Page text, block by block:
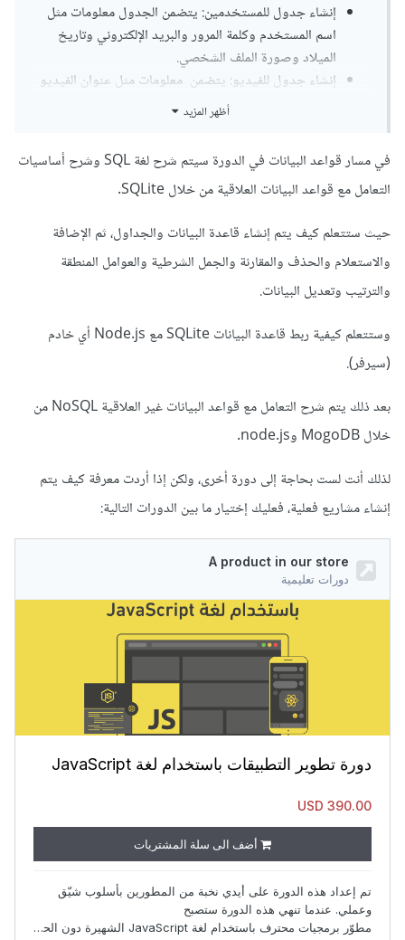
إنشاء جدول للمستخدمين: يتضمن الجدول معلومات مثل
اسم المستخدم وكلمة المرور والبريد الإلكتروني وتاريخ
الميلاد وصورة الملف الشخصي.
إنشاء جدول للفيديو: يتضمن معلومات مثل عنوان الفيديو
ووصف الفيديو وتاريخ النشر وعدد المشاهدات والتعليقات
إنشاء جدول للتعليقات: يتضمنمعلومات مثل عنوان التعليق
ونص التعليق وتاريخ النشر واسم المستخدم.
إنشاء جدول للإعجابات: يتضمن معلومات مثل عنوان الفيديو
ام يجب علي الاشتراك بدورات اخرى وشكرا لكم
أظهر المزيد
في مسار قواعد البيانات في الدورة سيتم شرح لغة SQL وشرح أساسيات
التعامل مع قواعد البيانات العلاقية من خلال SQLite.
حيث ستتعلم كيف يتم إنشاء قاعدة البيانات والجداول، ثم الإضافة
والاستعلام والحذف والمقارنة والجمل الشرطية والعوامل المنطقة
والترتيب وتعديل البيانات.
وستتعلم كيفية ربط قاعدة البيانات SQLite مع Node.js أي خادم
(سيرفر).
بعد ذلك يتم شرح التعامل مع قواعد البيانات غير العلاقية NoSQL من
خلال MogoDB وnode.js.
لذلك أنت لست بحاجة إلى دورة أخرى، ولكن إذا أردت معرفة كيف يتم
إنشاء مشاريع فعلية، فعليك إختيار ما بين الدورات التالية: